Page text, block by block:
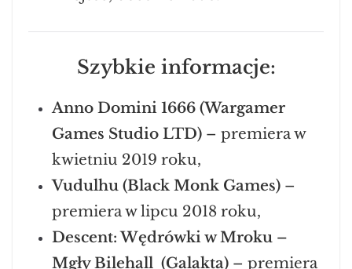
Szybkie informacje:
Anno Domini 1666 (Wargamer
Games Studio LTD) – premiera w
kwietniu 2019 roku,
Vudulhu (Black Monk Games) –
premiera w lipcu 2018 roku,
Descent: Wędrówki w Mroku –
Mgły Bilehall (Galakta) – premiera